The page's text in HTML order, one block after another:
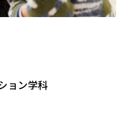
ョン学科